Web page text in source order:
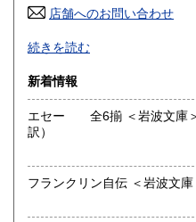
高知県 164円
佐賀県
熊本県 164円
宮崎県
164円
店舗へのお問い合わせ
送料(国内)は、最大(上限)
を含む)
沿線名：-
最寄駅：-
営業時間：午前11時-午後7時
定休日：水曜日
書籍の買取について
続きを読む
新着情報
エセー 全6揃 ＜岩波文庫＞ （モンテーニュ著 ; 原二
訳）